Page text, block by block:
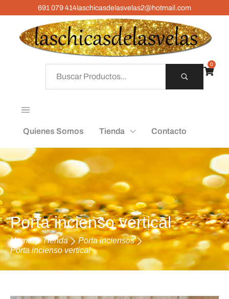
691 079 414laschicasdelasvelas2@hotmail.com
Quienes Somos Tienda Contacto
0
Porta incienso vertical
Home Tienda
Porta inciensos
Porta incienso vertical